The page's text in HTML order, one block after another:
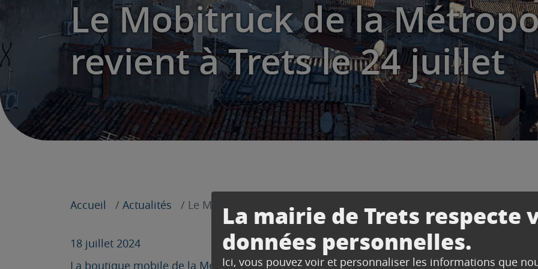
La mairie de Trets respecte
données personnelles.
Ici, vous pouvez voir et personnaliser les informations que
Le Mobitruck de la
revient à Trets le 24 juillet
Accueil Actualités Le Mobitruck de la Métropole Mobilité revient à Trets le 24 juillet
18 juillet 2024
La boutique mobile de la Métropole Mobilité sera présente sur le marché mercredi 24 juillet